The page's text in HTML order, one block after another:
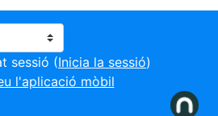
sessió (Inicia la sessió)
l'aplicació mòbil